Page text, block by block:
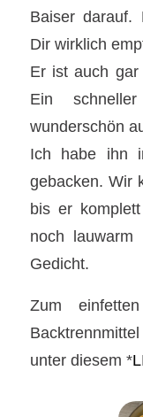
Baiser darauf.
Dir wirklich
Er ist auch
Ein
wunderschön
Ich habe ihn
gebacken. Wir
bis er
noch
Gedicht.
Zum
unter diesem *